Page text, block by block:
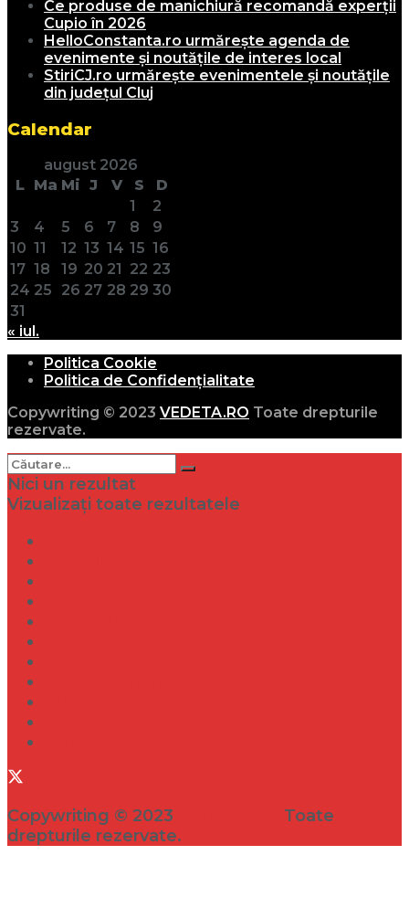
Ce produse de manichiură recomandă experții
Cupio în 2026
HelloConstanta.ro urmărește agenda de
evenimente și noutățile de interes local
StiriCJ.ro urmărește evenimentele și noutățile
din județul Cluj
Calendar
august 2026
L Ma Mi J V S
D
1
2
3
4 5 6 7 8
9
10 11 12 13 14 15 16
17 18 19 20 21 22 23
24 25 26 27 28 29 30
31
« iul.
Politica Cookie
Politica de Confidențialitate
Copywriting © 2023 VEDETA.RO Toate drepturile
rezervate.
Nici un rezultat
Vizualizați toate rezultatele
Copywriting © 2023
Toate
drepturile rezervate.